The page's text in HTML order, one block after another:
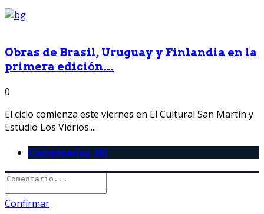
Obras de Brasil, Uruguay y Finlandia en la
primera edición...
0
El ciclo comienza este viernes en El Cultural San Martín y
Estudio Los Vidrios....
Comentarios (0)
Confirmar